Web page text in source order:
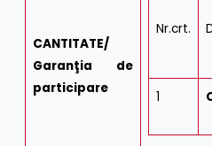
CANTITATE/
Garanţia de
participare
Nr.crt.
1